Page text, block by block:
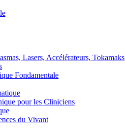
Lasers, Accélérateurs, Tokamaks
Fondamentale
pour les Cliniciens
du Vivant